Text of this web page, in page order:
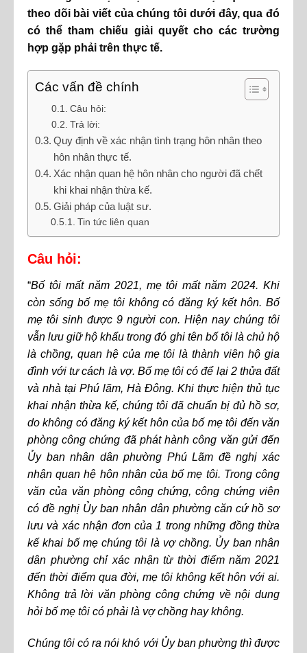
theo dõi bài viết của chúng tôi dưới đây, qua đó
có thể tham chiếu giải quyết cho các trường
hợp gặp phải trên thực tế.
Các vấn đề chính
Câu hỏi:
Trả lời:
Quy định về xác nhận tình trạng hôn nhân theo
hôn nhân thực tế.
Xác nhận quan hệ hôn nhân cho người đã chết
khi khai nhận thừa kế.
Giải pháp của luật sư.
Tin tức liên quan
Câu hỏi:
“Bố tôi mất năm 2021, mẹ tôi mất năm 2024. Khi
còn sống bố mẹ tôi không có đăng ký kết hôn. Bố
mẹ tôi sinh được 9 người con. Hiện nay chúng tôi
vẫn lưu giữ hộ khẩu trong đó ghi tên bố tôi là chủ hộ
là chồng, quan hệ của mẹ tôi là thành viên hộ gia
đình với tư cách là vợ. Bố mẹ tôi có để lại 2 thửa đất
và nhà tại Phú lãm, Hà Đông. Khi thực hiện thủ tục
khai nhận thừa kế, chúng tôi đã chuẩn bị đủ hồ sơ,
do không có đăng ký kết hôn của bố mẹ tôi đến văn
phòng công chứng đã phát hành công văn gửi đến
Ủy ban nhân dân phường Phú Lãm đề nghị xác
nhận quan hệ hôn nhân của bố mẹ tôi. Trong công
văn của văn phòng công chứng, công chứng viên
có đề nghị Ủy ban nhân dân phường căn cứ hồ sơ
lưu và xác nhận đơn của 1 trong những đồng thừa
kế khai bố mẹ chúng tôi là vợ chồng. Ủy ban nhân
dân phường chỉ xác nhận từ thời điểm năm 2021
đến thời điểm qua đời, mẹ tôi không kết hôn với ai.
Không trả lời văn phòng công chứng về nội dung
hỏi bố mẹ tôi có phải là vợ chồng hay không.
Chúng tôi có ra nói khó với Ủy ban phường thì được